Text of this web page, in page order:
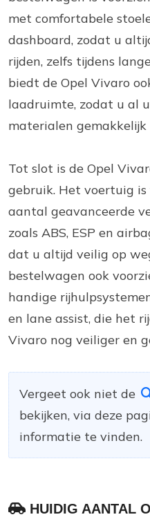
met comfortabele
dashboard, zodat u
rijden, zelfs tijdens
biedt de Opel Vivaro
laadruimte, zodat u al
materialen
Tot slot is de Opel
gebruik. Het voertuig is
aantal geavanceerde
zoals ABS, ESP en
dat u altijd veilig op
bestelwagen ook
handige
en lane assist, die het
Vivaro nog veiliger en
Vergeet ook niet de
bekijken, via deze
informatie te vinden.
HUIDIG AANTAL